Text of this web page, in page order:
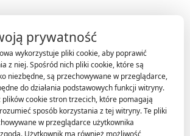
— Innowacyjne technologie uzdatniania wody.
prywatność
wykorzystuje pliki cookie, aby poprawić
z niej. Spośród nich pliki cookie, które są
niezbędne, są przechowywane w przeglądarce,
do działania podstawowych funkcji witryny.
plików cookie stron trzecich, które pomagają
sposób korzystania z tej witryny. Te pliki
w przeglądarce użytkownika
Użytkownik ma również możliwość